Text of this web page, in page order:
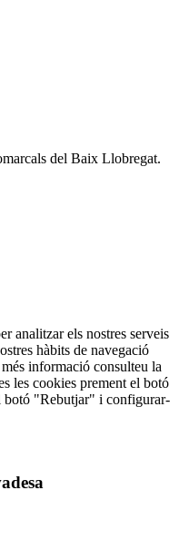
del Baix Llobregat.
analitzar els nostres serveis
hàbits de navegació
informació consulteu la
les cookies prement el botó
botó "Rebutjar" i configurar-